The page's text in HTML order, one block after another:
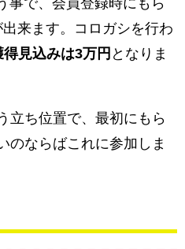
来ます。コロガシを行わ
得見込みは3万円 となりま
立ち位置で、最初にもら
のならばこれに参加しま